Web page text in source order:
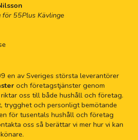
för 55Plus Kävlinge
en av Sveriges största leverantörer
och företagstjänster genom
oss till både hushåll och företag.
trygghet och personligt bemötande
för tusentals hushåll och företag
oss så berättar vi mer hur vi kan